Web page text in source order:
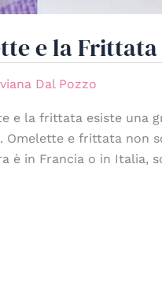
e la Frittata
Dal Pozzo
e la frittata esiste una
e frittata non
è in Francia o in Italia,